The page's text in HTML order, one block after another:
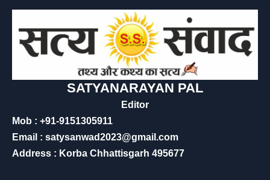
SATYANARAYAN PAL
Editor
Mob : +91-9151305911
Email : satysanwad2023@gmail.com
Address : Korba Chhattisgarh 495677